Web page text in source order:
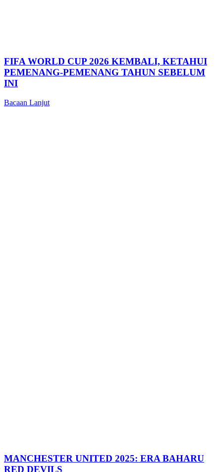
FIFA WORLD CUP 2026 KEMBALI, KETAHUI
PEMENANG-PEMENANG TAHUN SEBELUM
INI
Bacaan Lanjut
MANCHESTER UNITED 2025: ERA BAHARU
RED DEVILS